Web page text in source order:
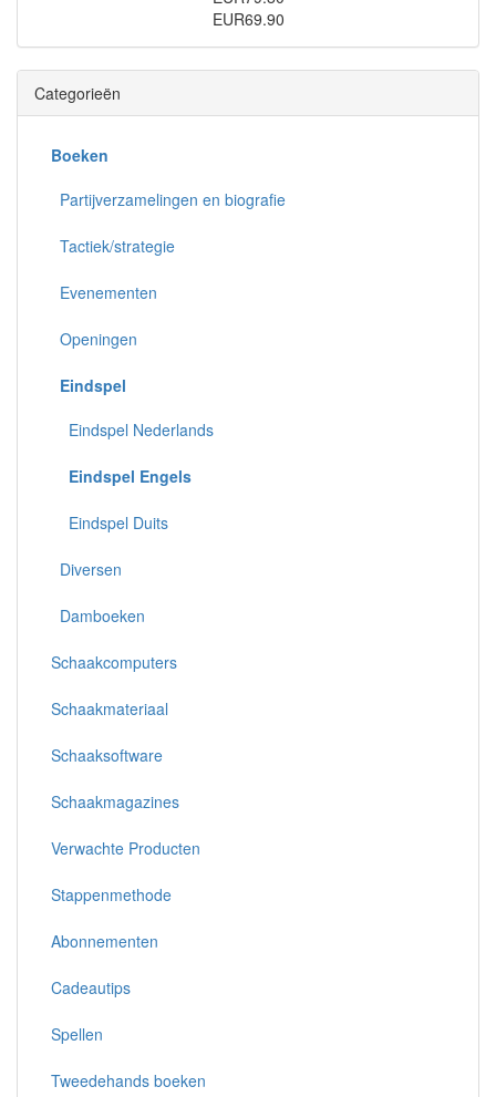
EUR69.90
Categorieën
Boeken
Partijverzamelingen en biografie
Tactiek/strategie
Evenementen
Openingen
Eindspel
Eindspel Nederlands
Eindspel Engels
Eindspel Duits
Diversen
Damboeken
Schaakcomputers
Schaakmateriaal
Schaaksoftware
Schaakmagazines
Verwachte Producten
Stappenmethode
Abonnementen
Cadeautips
Spellen
Tweedehands boeken